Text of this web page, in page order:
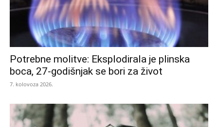
Potrebne molitve: Eksplodirala je plinska
boca, 27-godišnjak se bori za život
7. kolovoza 2026.